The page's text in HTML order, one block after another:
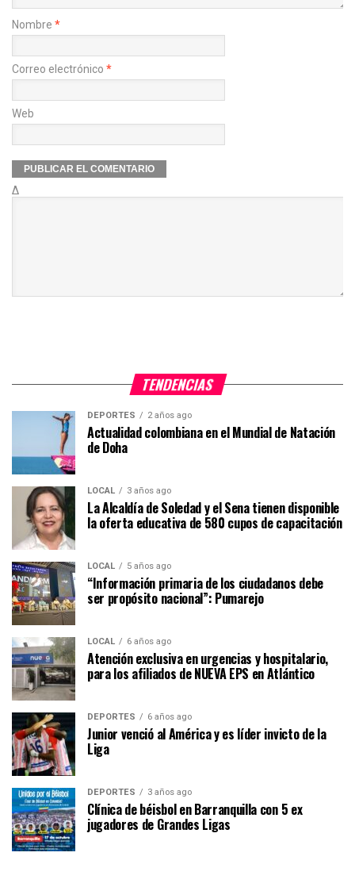
Nombre *
Correo electrónico *
Web
Δ
TENDENCIAS
DEPORTES 2 años ago
Actualidad colombiana en el Mundial de Natación
de Doha
LOCAL 3 años ago
La Alcaldía de Soledad y el Sena tienen disponible
la oferta educativa de 580 cupos de capacitación
LOCAL 5 años ago
“Información primaria de los ciudadanos debe
ser propósito nacional”: Pumarejo
LOCAL 6 años ago
Atención exclusiva en urgencias y hospitalario,
para los afiliados de NUEVA EPS en Atlántico
DEPORTES 6 años ago
Junior venció al América y es líder invicto de la
Liga
DEPORTES 3 años ago
Clínica de béisbol en Barranquilla con 5 ex
jugadores de Grandes Ligas